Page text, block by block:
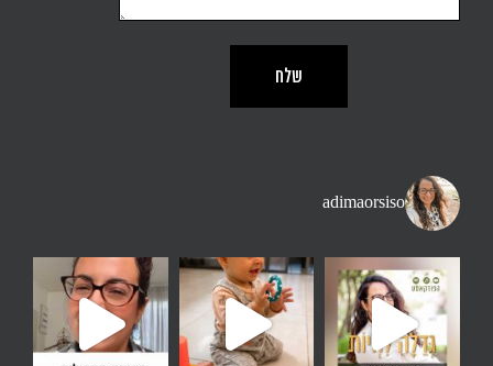
adimaorsiso
יותר זמן בחוץ מאשר
זו משפט שאני שומעת הרבה - אני רוצה